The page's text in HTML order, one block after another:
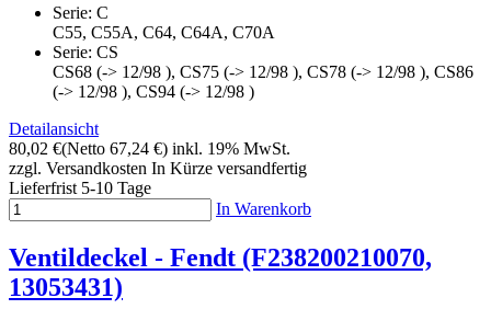
Serie: C
C55, C55A, C64, C64A, C70A
Serie: CS
CS68 (-> 12/98 ), CS75 (-> 12/98 ), CS78 (-> 12/98 ), CS86
(-> 12/98 ), CS94 (-> 12/98 )
Detailansicht
80,02 €(Netto 67,24 €) inkl. 19% MwSt.
zzgl. Versandkosten In Kürze versandfertig
Lieferfrist 5-10 Tage
In Warenkorb
Ventildeckel - Fendt (F238200210070,
13053431)